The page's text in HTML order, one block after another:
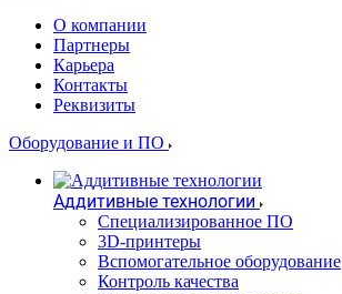
О компании
Партнеры
Карьера
Контакты
Реквизиты
Оборудование и ПО
Аддитивные технологии
Специализированное ПО
3D-принтеры
Вспомогательное оборудование
Контроль качества